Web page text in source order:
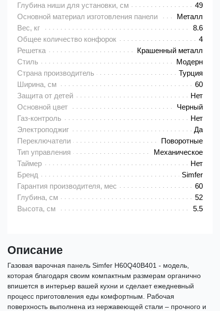
Глубина ниши для установки, см
49
Основной материал изготовления панели
Металл
Вес, кг
8.6
Общее количество конфорок
4
Решетка
Крашенный металл
Стиль
Модерн
Страна производитель
Турция
Ширина, см
60
Защита от детей
Нет
Основной цвет
Черный
Газ-контроль
Нет
Электроподжиг
Да
Переключатели
Поворотные
Тип управления
Механическое
Таймер
Нет
Бренд
Simfer
Гарантия производителя, мес
60
Глубина, см
52
Высота, см
5.5
Описание
Газовая варочная панель Simfer H60Q40B401 - модель,
которая благодаря своим компактным размерам органично
впишется в интерьер вашей кухни и сделает ежедневный
процесс приготовления еды комфортным. Рабочая
поверхность выполнена из нержавеющей стали – прочного и